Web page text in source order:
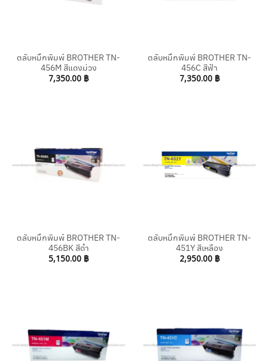
ตลับหมึกพิมพ์ BROTHER TN-
456M สีแดงม่วง
7,350.00 ฿
ตลับหมึกพิมพ์ BROTHER TN-
456C สีฟ้า
7,350.00 ฿
ตลับหมึกพิมพ์ BROTHER TN-
456BK สีดำ
5,150.00 ฿
ตลับหมึกพิมพ์ BROTHER TN-
451Y สีเหลือง
2,950.00 ฿